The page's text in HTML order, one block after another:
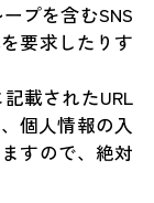
プを含むSNS
要求したりす
載されたURL
個人情報の入
すので、絶対